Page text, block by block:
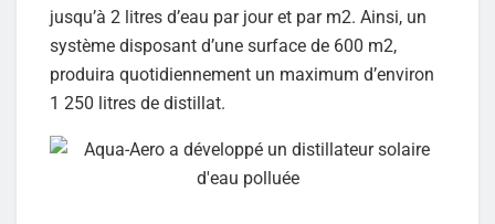
jusqu’à 2 litres d’eau par jour et par m2. Ainsi, un
système disposant d’une surface de 600 m2,
produira quotidiennement un maximum d’environ
1 250 litres de distillat.